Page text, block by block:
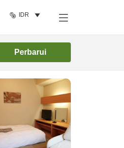
IDR
Perbarui
Cari kamar